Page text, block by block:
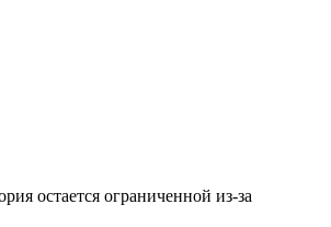
остается ограниченной из-за